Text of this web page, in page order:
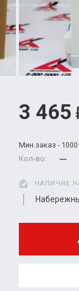
3 465
Мин.заказ - 1000
Кол-во:
НАЛИЧИЕ